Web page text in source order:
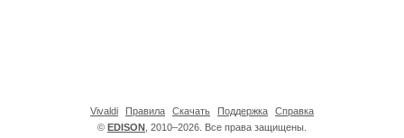
© EDISON , 2010–2026. Все права защищены.
Vivaldi Правила Скачать Поддержка Справка